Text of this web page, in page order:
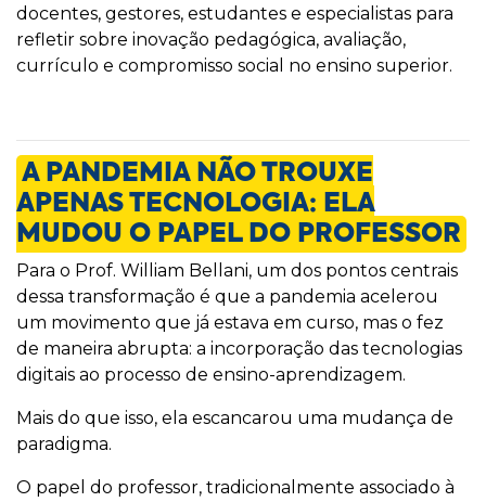
docentes, gestores, estudantes e especialistas para
refletir sobre inovação pedagógica, avaliação,
currículo e compromisso social no ensino superior.
A PANDEMIA NÃO TROUXE
APENAS TECNOLOGIA: ELA
MUDOU O PAPEL DO PROFESSOR
Para o Prof. William Bellani, um dos pontos centrais
dessa transformação é que a pandemia acelerou
um movimento que já estava em curso, mas o fez
de maneira abrupta: a incorporação das tecnologias
digitais ao processo de ensino-aprendizagem.
Mais do que isso, ela escancarou uma mudança de
paradigma.
O papel do professor, tradicionalmente associado à